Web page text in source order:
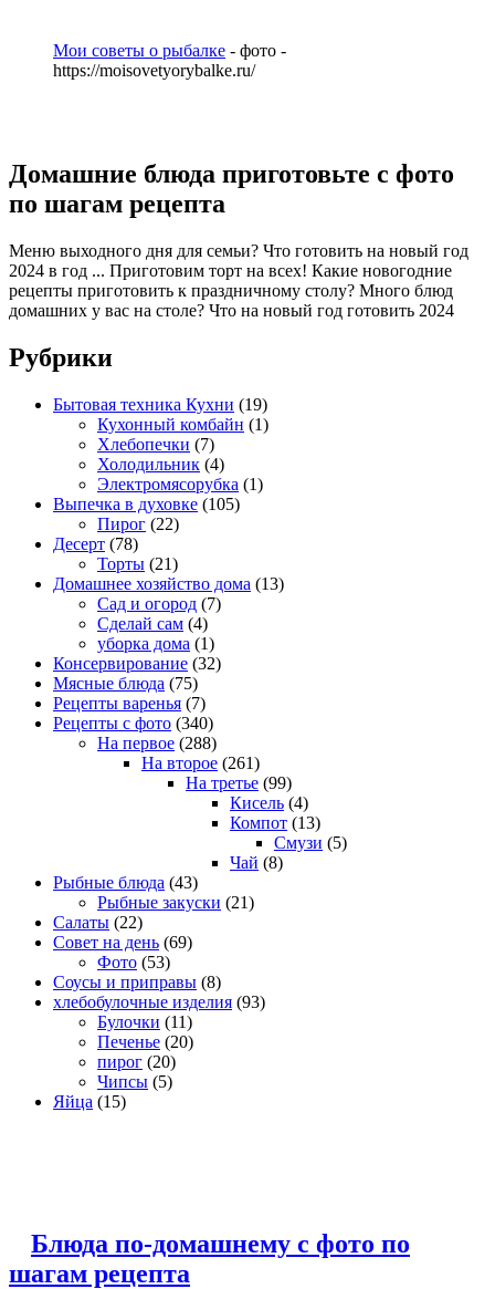
Мои советы о рыбалке - фото -
https://moisovetyorybalke.ru/
Домашние блюда приготовьте с фото
по шагам рецепта
Меню выходного дня для семьи? Что готовить на новый год
2024 в год ... Приготовим торт на всех! Какие новогодние
рецепты приготовить к праздничному столу? Много блюд
домашних у вас на столе? Что на новый год готовить 2024
Рубрики
Бытовая техника Кухни (19)
Кухонный комбайн (1)
Хлебопечки (7)
Холодильник (4)
Электромясорубка (1)
Выпечка в духовке (105)
Пирог (22)
Десерт (78)
Торты (21)
Домашнее хозяйство дома (13)
Сад и огород (7)
Сделай сам (4)
уборка дома (1)
Консервирование (32)
Мясные блюда (75)
Рецепты варенья (7)
Рецепты с фото (340)
На первое (288)
На второе (261)
На третье (99)
Кисель (4)
Компот (13)
Смузи (5)
Чай (8)
Рыбные блюда (43)
Рыбные закуски (21)
Салаты (22)
Совет на день (69)
Фото (53)
Соусы и приправы (8)
хлебобулочные изделия (93)
Булочки (11)
Печенье (20)
пирог (20)
Чипсы (5)
Яйца (15)
Блюда по-домашнему с фото по
шагам рецепта